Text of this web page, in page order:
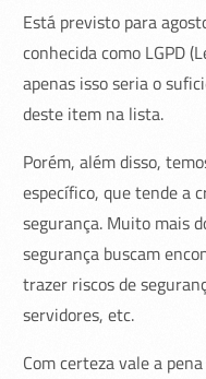
Está previsto para
conhecida como LGPD
apenas isso seria o
deste item na lista.
Porém, além disso,
específico, que tende a
segurança. Muito mais
segurança buscam
trazer riscos de
servidores, etc.
Com certeza vale a